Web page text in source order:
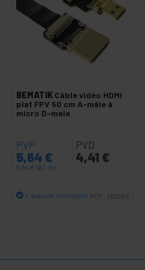
BEMATIK Câble vidéo HDMI
plat FPV 50 cm A-mâle à
micro D-male
PVP
5,64 €
5,64 €VAT inc.
PVD
4,41 €
Livraison immédiate REF: HG085